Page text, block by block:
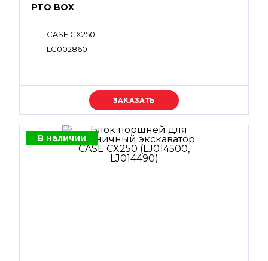
PTO BOX
CASE CX250
LC002860
Уточняйте цену
В наличии